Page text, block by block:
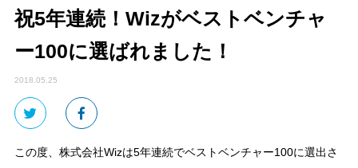
祝5年連続！Wizがベストベンチャ
ー100に選ばれました！
2018.05.25
この度、株式会社Wizは5年連続でベストベンチャー100に選出さ